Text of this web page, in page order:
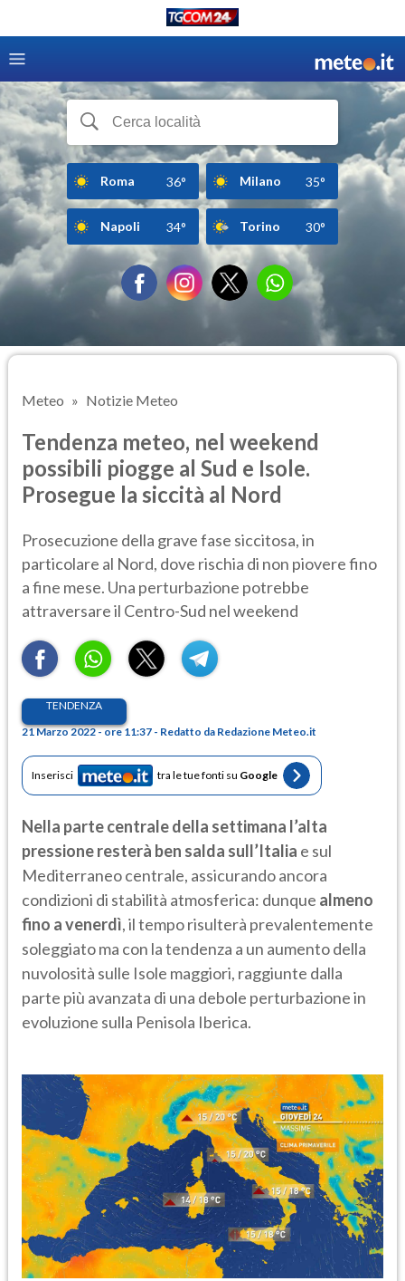
Roma 36° Milano 35°
Napoli 34° Torino 30°
Meteo Notizie Meteo
Tendenza meteo, nel weekend
possibili piogge al Sud e Isole.
Prosegue la siccità al Nord
Prosecuzione della grave fase siccitosa, in
particolare al Nord, dove rischia di non piovere fino
a fine mese. Una perturbazione potrebbe
attraversare il Centro-Sud nel weekend
TENDENZA
21 Marzo 2022 - ore 11:37 - Redatto da Redazione Meteo.it
Inserisci tra le tue fonti su Google
Nella parte centrale della settimana l’alta
pressione resterà ben salda sull’Italia e sul
Mediterraneo centrale, assicurando ancora
condizioni di stabilità atmosferica: dunque almeno
fino a venerdì, il tempo risulterà prevalentemente
soleggiato ma con la tendenza a un aumento della
nuvolosità sulle Isole maggiori, raggiunte dalla
parte più avanzata di una debole perturbazione in
evoluzione sulla Penisola Iberica.